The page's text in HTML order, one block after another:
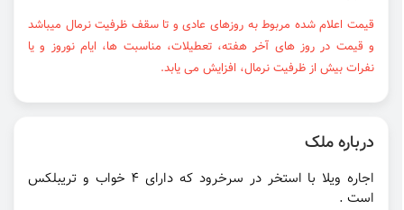
قیمت اعلام شده مربوط به روزهای عادی و تا سقف ظرفیت نرمال میباشد
و قیمت در روز های آخر هفته، تعطیلات، مناسبت ها، ایام نوروز و یا
نفرات بیش از ظرفیت نرمال، افزایش می یابد.
درباره ملک
اجاره ویلا با استخر در سرخرود که دارای ۴ خواب و تریبلکس
است .